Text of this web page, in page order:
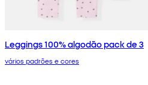
Leggings 100% algodão pack de 3
vários padrões e cores